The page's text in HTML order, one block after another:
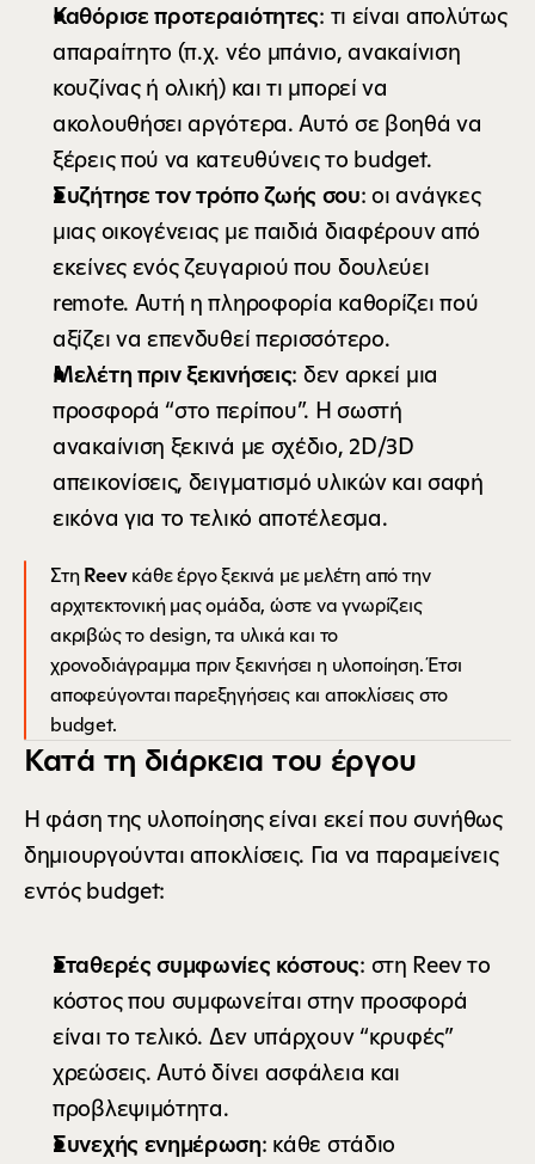
Καθόρισε προτεραιότητες: τι είναι απολύτως
απαραίτητο (π.χ. νέο μπάνιο, ανακαίνιση
κουζίνας ή ολική) και τι μπορεί να
ακολουθήσει αργότερα. Αυτό σε βοηθά να
ξέρεις πού να κατευθύνεις το budget.
Συζήτησε τον τρόπο ζωής σου: οι ανάγκες
μιας οικογένειας με παιδιά διαφέρουν από
εκείνες ενός ζευγαριού που δουλεύει
remote. Αυτή η πληροφορία καθορίζει πού
αξίζει να επενδυθεί περισσότερο.
Μελέτη πριν ξεκινήσεις: δεν αρκεί μια
προσφορά “στο περίπου”. Η σωστή
ανακαίνιση ξεκινά με σχέδιο, 2D/3D
απεικονίσεις, δειγματισμό υλικών και σαφή
εικόνα για το τελικό αποτέλεσμα.
Στη Reev κάθε έργο ξεκινά με μελέτη από την
αρχιτεκτονική μας ομάδα, ώστε να γνωρίζεις
ακριβώς το design, τα υλικά και το
χρονοδιάγραμμα πριν ξεκινήσει η υλοποίηση. Έτσι
αποφεύγονται παρεξηγήσεις και αποκλίσεις στο
budget.
Κατά τη διάρκεια του έργου
Η φάση της υλοποίησης είναι εκεί που συνήθως
δημιουργούνται αποκλίσεις. Για να παραμείνεις
εντός budget:
Σταθερές συμφωνίες κόστους: στη Reev το
κόστος που συμφωνείται στην προσφορά
είναι το τελικό. Δεν υπάρχουν “κρυφές”
χρεώσεις. Αυτό δίνει ασφάλεια και
προβλεψιμότητα.
Συνεχής ενημέρωση: κάθε στάδιο